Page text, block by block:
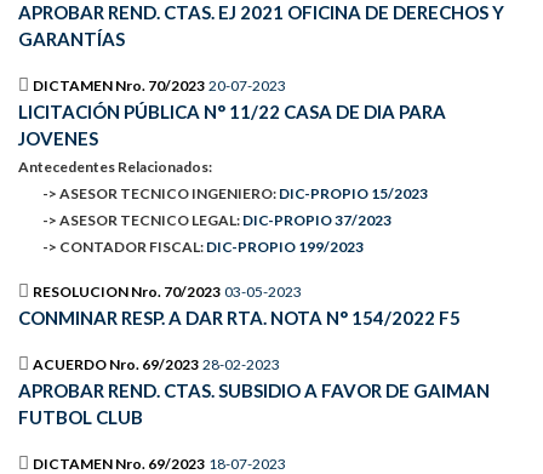
APROBAR REND. CTAS. EJ 2021 OFICINA DE DERECHOS Y
GARANTÍAS
DICTAMEN Nro. 70/2023 20-07-2023
LICITACIÓN PÚBLICA N° 11/22 CASA DE DIA PARA
JOVENES
Antecedentes Relacionados:
-> ASESOR TECNICO INGENIERO: DIC-PROPIO 15/2023
-> ASESOR TECNICO LEGAL: DIC-PROPIO 37/2023
-> CONTADOR FISCAL: DIC-PROPIO 199/2023
RESOLUCION Nro. 70/2023 03-05-2023
CONMINAR RESP. A DAR RTA. NOTA N° 154/2022 F5
ACUERDO Nro. 69/2023 28-02-2023
APROBAR REND. CTAS. SUBSIDIO A FAVOR DE GAIMAN
FUTBOL CLUB
DICTAMEN Nro. 69/2023 18-07-2023